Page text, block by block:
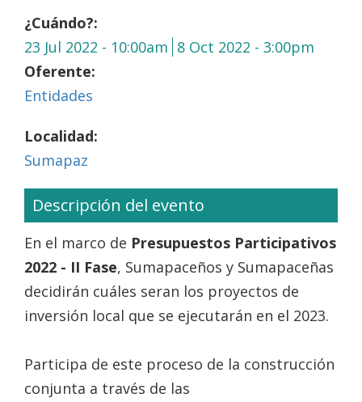
¿Cuándo?:
23 Jul 2022 - 10:00am 8 Oct 2022 - 3:00pm
Oferente:
Entidades
Localidad:
Sumapaz
Descripción del evento
En el marco de Presupuestos Participativos
2022 - II Fase, Sumapaceños y Sumapaceñas
decidirán cuáles seran los proyectos de
inversión local que se ejecutarán en el 2023.
Participa de este proceso de la construcción
conjunta a través de las